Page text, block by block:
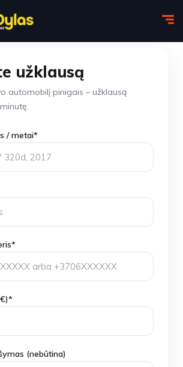
užklausą
automobilį pinigais – užklausą
/ metai*
(nebūtina)